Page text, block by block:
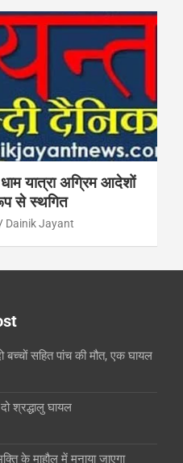
यात्रा अग्रिम आदेशों
से स्थगित
Dainik Jayant
बच्चों सहित पांच की मौत, एक घायल
श्रद्धालु घायल
के माहौल में मनाया जाएगा